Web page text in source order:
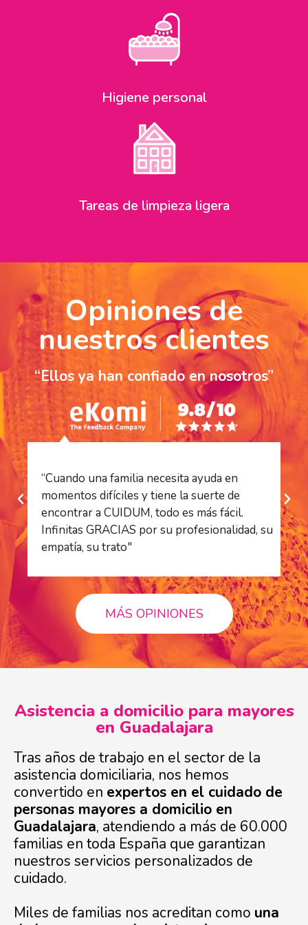
Higiene personal
Tareas de limpieza ligera
Opiniones de
nuestros clientes
“Ellos ya han confiado en nosotros”
“Cuando una familia necesita ayuda en
momentos difíciles y tiene la suerte de
encontrar a CUIDUM, todo es más fácil.
Infinitas GRACIAS por su profesionalidad, su
empatía, su trato"
MÁS OPINIONES
Asistencia a domicilio para mayores
en Guadalajara
Tras años de trabajo en el sector de la
asistencia domiciliaria, nos hemos
convertido en expertos en el cuidado de
personas mayores a domicilio en
Guadalajara, atendiendo a más de 60.000
familias en toda España que garantizan
nuestros servicios personalizados de
cuidado.
Miles de familias nos acreditan como una